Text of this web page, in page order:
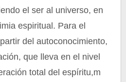
el ser al universo, en
espiritual. Para el
del autoconocimiento,
que lleva en el nivel
total del espíritu,m